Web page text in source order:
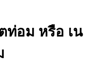
ท่อม หรือ เน